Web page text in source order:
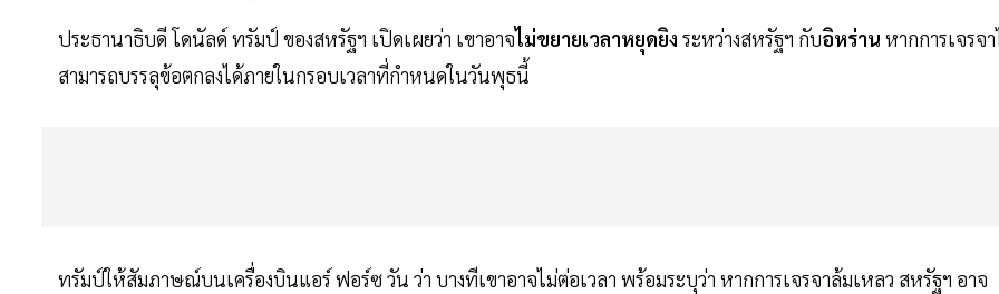
ประธานาธิบดี โดนัลด์ ทรัมป์ ของสหรัฐฯ เปิดเผยว่า เขาอาจไม่ขยายเวลาหยุดยิง ระหว่างสหรัฐฯ กับอิหร่าน หากการเจรจ
สามารถบรรลุข้อตกลงได้ภายในกรอบเวลาที่กำหนดในวันพุธนี้
ทรัมป์ให้สัมภาษณ์บนเครื่องบินแอร์ ฟอร์ซ วัน ว่า บางทีเขาอาจไม่ต่อเวลา พร้อมระบุว่า หากการเจรจาล้มเหลว สหรัฐฯ อาจ